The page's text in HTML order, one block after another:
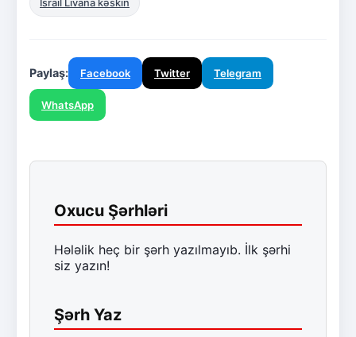
İsrail Livana kəskin
Paylaş: Facebook Twitter Telegram
WhatsApp
Oxucu Şərhləri
Hələlik heç bir şərh yazılmayıb. İlk şərhi
siz yazın!
Şərh Yaz